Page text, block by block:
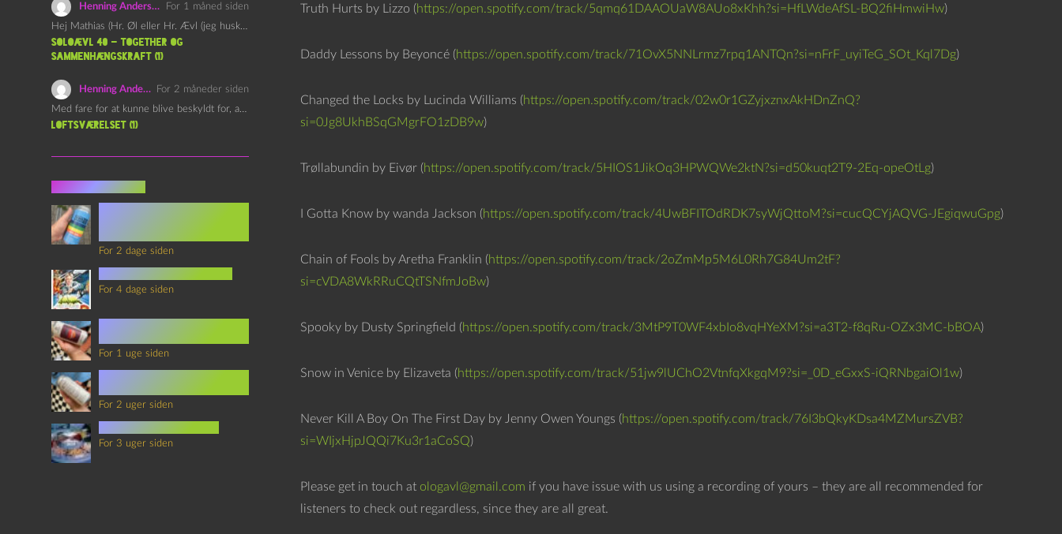
r
n
Truth Hurts by Lizzo (https://open.spotify.com/track/5qmq61DAAOUaW8AUo8xKhh?si=HfLWdeAfSL-BQ2fiHmwiHw)
Daddy Lessons by Beyoncé (https://open.spotify.com/track/71OvX5NNLrmz7rpq1ANTQn?si=nFrF_uyiTeG_SOt_Kql7Dg)
Changed the Locks by Lucinda Williams (https://open.spotify.com/track/02w0r1GZyjxznxAkHDnZnQ?
si=0Jg8UkhBSqGMgrFO1zDB9w)
Trøllabundin by Eivør (https://open.spotify.com/track/5HIOS1JikOq3HPWQWe2ktN?si=d50kuqt2T9-2Eq-opeOtLg)
I Gotta Know by wanda Jackson (https://open.spotify.com/track/4UwBFITOdRDK7syWjQttoM?si=cucQCYjAQVG-JEgiqwuGpg)
Chain of Fools by Aretha Franklin (https://open.spotify.com/track/2oZmMp5M6L0Rh7G84Um2tF?
si=cVDA8WkRRuCQtTSNfmJoBw)
Spooky by Dusty Springfield (https://open.spotify.com/track/3MtP9T0WF4xbIo8vqHYeXM?si=a3T2-f8qRu-OZx3MC-bBOA)
Snow in Venice by Elizaveta (https://open.spotify.com/track/51jw9lUChO2VtnfqXkgqM9?si=_0D_eGxxS-iQRNbgaiOl1w)
Never Kill A Boy On The First Day by Jenny Owen Youngs (https://open.spotify.com/track/76I3bQkyKDsa4MZMursZVB?
si=WIjxHjpJQQi7Ku3r1aCoSQ)
Please get in touch at ologavl@gmail.com if you have issue with us using a recording of yours – they are all recommended for
listeners to check out regardless, since they are all great.
Henning Andersen
For 1 måned siden
Hej Mathias (Hr. Øl eller Hr. Ævl (jeg husker ikke…
Soloævl 40 – Together og
sammenhængskraft (1)
Henning Andersen
For 2 måneder siden
Med fare for at kunne blive beskyldt for, at være…
Loftsværelset (1)
For 2 dage siden
For 4 dage siden
For 1 uge siden
For 2 uger siden
For 3 uger siden